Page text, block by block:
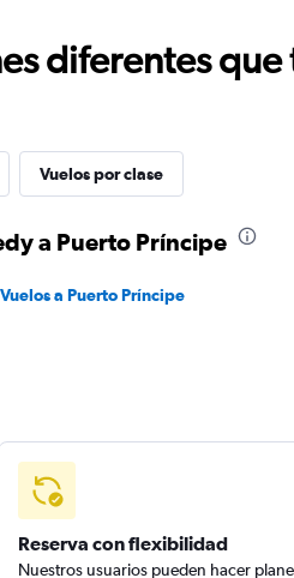
diferentes
Vuelos por clase
a Puerto Príncipe
Vuelos a Puerto Príncipe
Reserva con flexibilidad
Nuestros usuarios pueden hacer